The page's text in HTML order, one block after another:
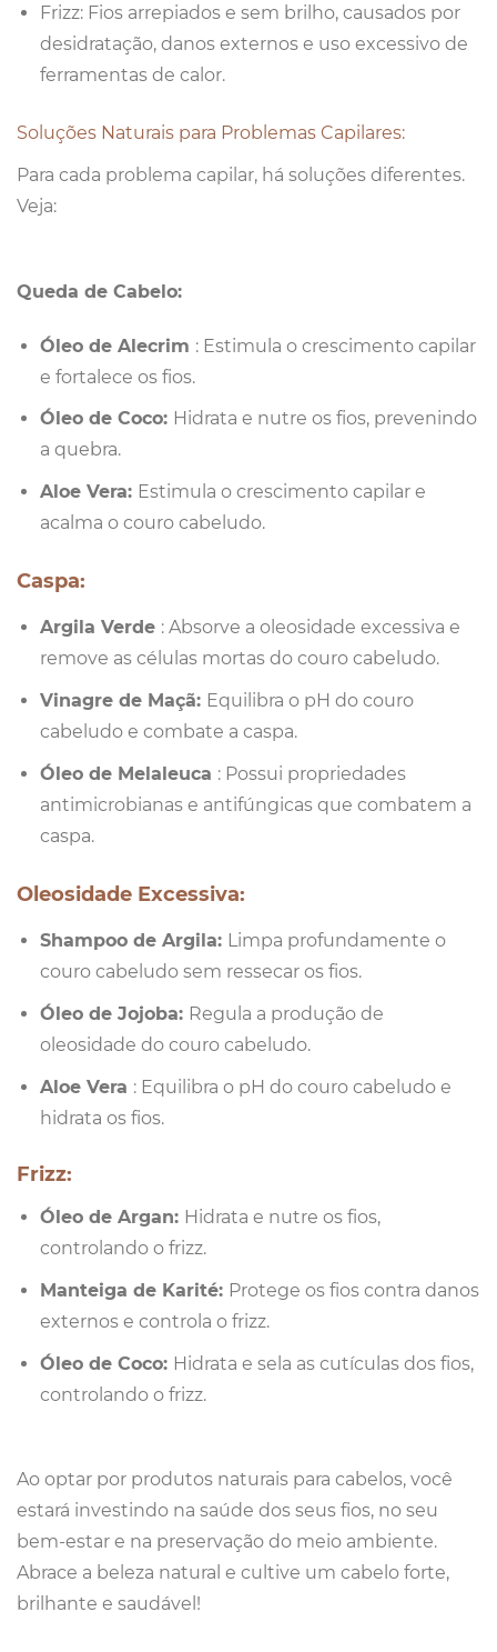
Frizz: Fios arrepiados e sem brilho, causados por
desidratação, danos externos e uso excessivo de
ferramentas de calor.
Soluções Naturais para Problemas Capilares:
Para cada problema capilar, há soluções diferentes.
Veja:
Queda de Cabelo:
Óleo de Alecrim : Estimula o crescimento capilar
e fortalece os fios.
Óleo de Coco: Hidrata e nutre os fios, prevenindo
a quebra.
Aloe Vera: Estimula o crescimento capilar e
acalma o couro cabeludo.
Caspa:
Argila Verde : Absorve a oleosidade excessiva e
remove as células mortas do couro cabeludo.
Vinagre de Maçã: Equilibra o pH do couro
cabeludo e combate a caspa.
Óleo de Melaleuca : Possui propriedades
antimicrobianas e antifúngicas que combatem a
caspa.
Oleosidade Excessiva:
Shampoo de Argila: Limpa profundamente o
couro cabeludo sem ressecar os fios.
Óleo de Jojoba: Regula a produção de
oleosidade do couro cabeludo.
Aloe Vera : Equilibra o pH do couro cabeludo e
hidrata os fios.
Frizz:
Óleo de Argan: Hidrata e nutre os fios,
controlando o frizz.
Manteiga de Karité: Protege os fios contra danos
externos e controla o frizz.
Óleo de Coco: Hidrata e sela as cutículas dos fios,
controlando o frizz.
Ao optar por produtos naturais para cabelos, você
estará investindo na saúde dos seus fios, no seu
bem-estar e na preservação do meio ambiente.
Abrace a beleza natural e cultive um cabelo forte,
brilhante e saudável!